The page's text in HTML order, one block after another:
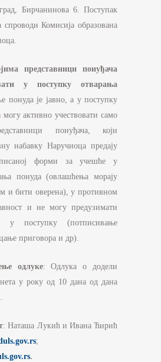
Бирчанинова 6. Поступак
спроводи Комисија образована
представници понуђача
у поступку отварања
понуда је јавно, а у поступку
могу активно учествовати само
понуђача, који
набавку Наручиоца предају
форми за учешће у
понуда (овлашћења морају
и бити оверена), у противном
и не могу предузимати
у поступку (потписивање
приговора и др).
одлуке: Одлука о додели
у року од 10 дана од дана
: Наташа Лукић и Ивана Ћирић
;
.